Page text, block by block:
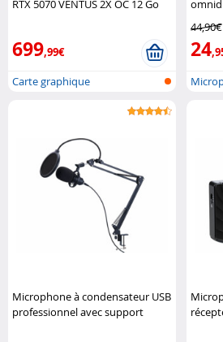
RTX 5070 VENTUS 2X OC 12 Go
699,99€
Carte graphique
44,90€
24
Microphone à condensateur USB
professionnel avec support